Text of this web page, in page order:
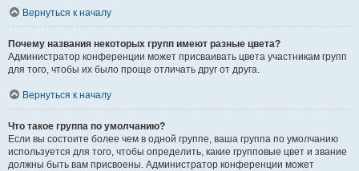
Вернуться к началу
Почему названия некоторых групп имеют разные цвета?
Администратор конференции может присваивать цвета участникам групп
для того, чтобы их было проще отличать друг от друга.
Вернуться к началу
Что такое группа по умолчанию?
Если вы состоите более чем в одной группе, ваша группа по умолчанию
используется для того, чтобы определить, какие групповые цвет и звание
должны быть вам присвоены. Администратор конференции может